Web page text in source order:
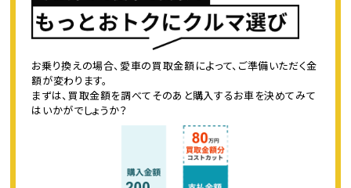
お乗り換えの場合、愛車の買取金額によって、ご準備いただく金
額が変わります。
まずは、買取金額を調べてそのあと購入するお車を決めてみて
はいかがでしょうか？